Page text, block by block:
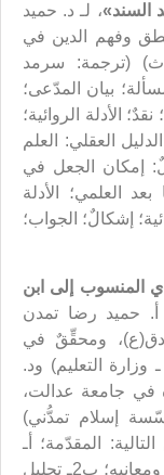
السند»، لـ د. حميد
وفهم الدين في
(ترجمة: سرمد
بيان المدّعى؛
الأدلة الروائية؛
العقلي: العلم
إمكان الجعل في
العلمي؛ الأدلة
إشكالٌ؛ الجواب؛
المنسوب إلى ابن
أ. حميد رضا تمدن
ومحقِّقٌ في
التعليم) ود.
في جامعة عدالت،
إسلام تمدُّني)
المقدّمة؛ أـ
ابن الجنيد في بيان معاصريه؛ ب1ـ القياس ومعانيه؛ ب2ـ تحليل